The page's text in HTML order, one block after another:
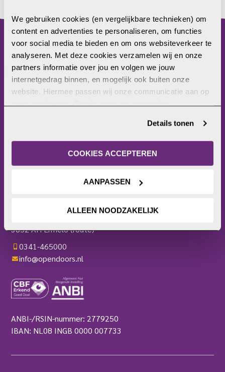
We gebruiken cookies (en vergelijkbare technieken) om
content en advertenties te personaliseren, om functies
voor social media te bieden en om ons websiteverkeer te
analyseren. Met deze cookies verzamelen wij en onze
partners informatie over jou en volgen we jouw
internetgedrag binnen, en mogelijk ook buiten onze
website. Hiermee passen wij onze communicatie aan op
jouw voorkeuren. Ook kunnen we zo gerichte
internetgedrag. Je kunt je toestemming ook altijd wijzigen
of intrekken. Meer uitleg vind je in onze
privacyverklaring.
Details tonen
COOKIES ACCEPTEREN
AANPASSEN
ALLEEN NOODZAKELIJK
bekeerde Oeigoeren gedoopt werden, viel de
politie binnen. Daarna moesten Tammar en Nadine
tijdelijk hun kerkenwerk staken om tot rust te
komen. Nu […]
menu
Home
Christenvervolging
Wat kun jij doen?
3852 AH Ermelo(route)
0341-465000
info@opendoors.nl
ANBI-/RSIN-nummer: 2779250
IBAN: NL08 INGB 0000 007733